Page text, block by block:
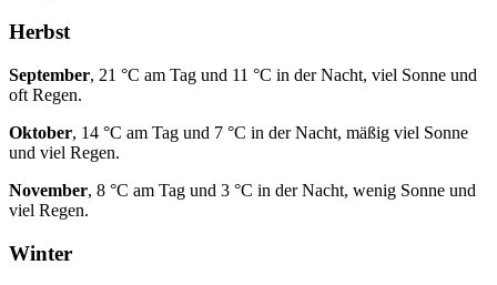
Herbst
September, 21 °C am Tag und 11 °C in der Nacht, viel Sonne und
oft Regen.
Oktober, 14 °C am Tag und 7 °C in der Nacht, mäßig viel Sonne
und viel Regen.
November, 8 °C am Tag und 3 °C in der Nacht, wenig Sonne und
viel Regen.
Winter